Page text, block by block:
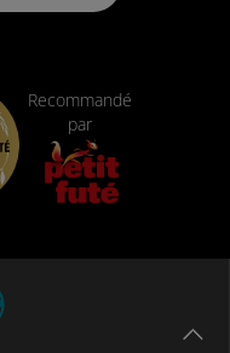
Recommandé
par